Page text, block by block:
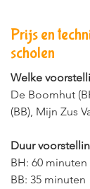
Prijs en
scholen
Welke
De Boomhut
(BB), Mijn Zus
Duur
BH: 60 minuten
BB: 35 minuten